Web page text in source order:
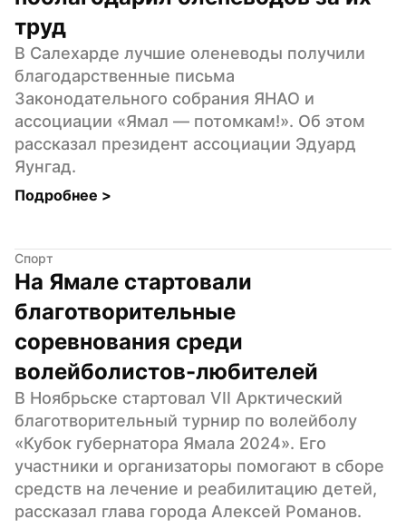
труд
В Салехарде лучшие оленеводы получили
благодарственные письма
Законодательного собрания ЯНАО и
ассоциации «Ямал — потомкам!». Об этом
рассказал президент ассоциации Эдуард
Яунгад.
Подробнее >
Спорт
На Ямале стартовали
благотворительные
соревнования среди
волейболистов-любителей
В Ноябрьске стартовал VII Арктический
благотворительный турнир по волейболу
«Кубок губернатора Ямала 2024». Его
участники и организаторы помогают в сборе
средств на лечение и реабилитацию детей,
рассказал глава города Алексей Романов.